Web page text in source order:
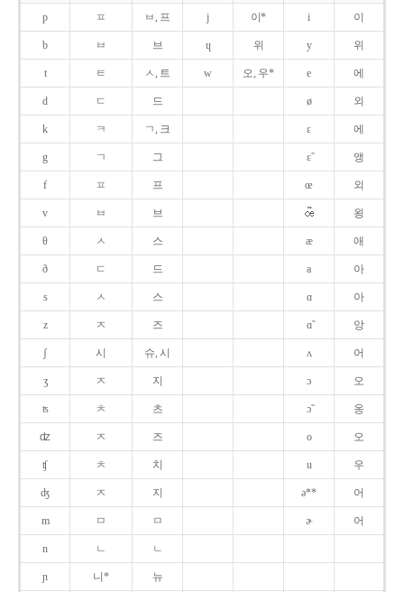
p ㅍ ㅂ, 프 j 이* i 이
b ㅂ 브 ɥ 위 y 위
t ㅌ ㅅ, 트 w 오, 우* e 에
d ㄷ 드 ø 외
k ㅋ ㄱ, 크 ɛ 에
g ㄱ 그 ɛ̃ 앵
f ㅍ 프 œ 외
v ㅂ 브 욍
θ ㅅ 스 æ 애
ð ㄷ 드 a 아
s ㅅ 스 ɑ 아
z ㅈ 즈 ɑ̃ 앙
ʃ 시 슈, 시 ʌ 어
ʒ ㅈ 지 ɔ 오
ʦ ㅊ 츠 ɔ̃ 옹
ʣ ㅈ 즈 o 오
ʧ ㅊ 치 u 우
ʤ ㅈ 지 ə** 어
m ㅁ ㅁ ɚ 어
n ㄴ ㄴ
ɲ 니* 뉴